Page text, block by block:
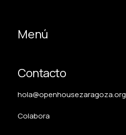
Menú
Contacto
hola@openhousezaragoza.org
Colabora